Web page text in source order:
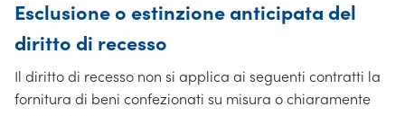
Esclusione o estinzione anticipata del
diritto di recesso
Il diritto di recesso non si applica ai seguenti contratti la
fornitura di beni confezionati su misura o chiaramente